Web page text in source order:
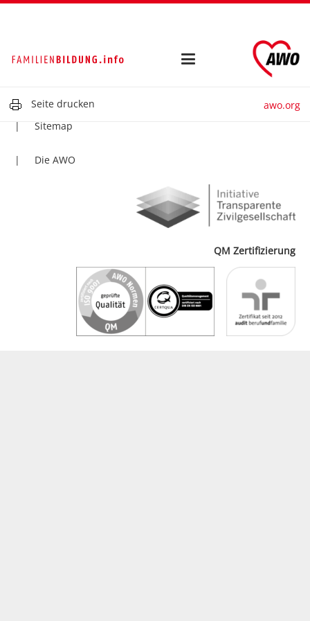
Seite drucken awo.org
Impressum
Sitemap
Die AWO
QM Zertifizierung